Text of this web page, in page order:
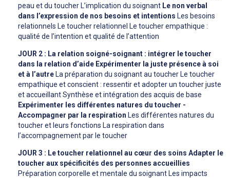
peau et du toucher L’implication du soignant Le non verbal
dans l’expression de nos besoins et intentions Les besoins
relationnels Le toucher relationnel Le toucher empathique :
qualité de l’intention et qualité de l’attention
JOUR 2 : La relation soigné-soignant : intégrer le toucher
dans la relation d’aide Expérimenter la juste présence à soi
et à l’autreLa préparation du soignant au toucher Le toucher
empathique et conscient : ressentir et adopter un toucher juste
et accueillant Synthèse et intégration des acquis de base
Expérimenter les différentes natures du toucher -
Accompagner par la respiration Les différentes natures du
toucher et leurs fonctions La respiration dans
l’accompagnement par le toucher
JOUR 3 : Le toucher relationnel au cœur des soins Adapter le
toucher aux spécificités des personnes accueillies
Préparation corporelle et mentale du soignant Les impacts